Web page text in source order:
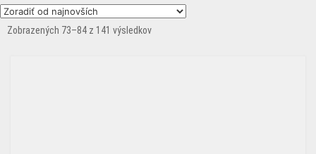
Zobrazených 73–84 z 141 výsledkov